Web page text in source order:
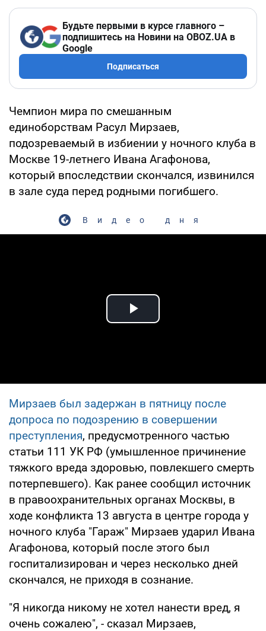
Будьте первыми в курсе главного –
подпишитесь на Новини на OBOZ.UA в
Google
Подписаться
Чемпион мира по смешанным
единоборствам Расул Мирзаев,
подозреваемый в избиении у ночного клуба в
Москве 19-летнего Ивана Агафонова,
который впоследствии скончался, извинился
в зале суда перед родными погибшего.
Видео дня
Play Video
Мирзаев был задержан в пятницу после
допроса по подозрению в совершении
преступления, предусмотренного частью
статьи 111 УК РФ (умышленное причинение
тяжкого вреда здоровью, повлекшего смерть
потерпевшего). Как ранее сообщил источник
в правоохранительных органах Москвы, в
ходе конфликта 13 августа в центре города у
ночного клуба "Гараж" Мирзаев ударил Ивана
Агафонова, который после этого был
госпитализирован и через несколько дней
скончался, не приходя в сознание.
"Я никогда никому не хотел нанести вред, я
очень сожалею", - сказал Мирзаев,